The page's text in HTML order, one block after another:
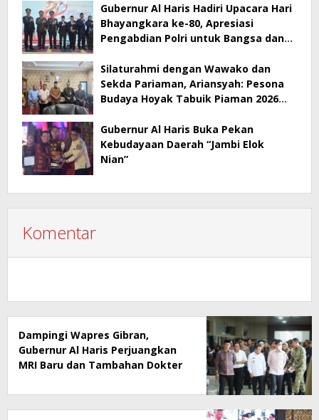
Gubernur Al Haris Hadiri Upacara Hari
Bhayangkara ke-80, Apresiasi
Pengabdian Polri untuk Bangsa dan
Silaturahmi dengan Wawako dan
Sekda Pariaman, Ariansyah: Pesona
Budaya Hoyak Tabuik Piaman 2026
Gubernur Al Haris Buka Pekan
Kebudayaan Daerah “Jambi Elok
Nian”
Komentar
Dampingi Wapres Gibran,
Gubernur Al Haris Perjuangkan
MRI Baru dan Tambahan Dokter
Mattaher